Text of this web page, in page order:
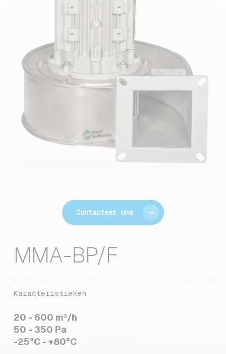
Contacteer ons
MMA-BP/F
Karacteristieken
20 - 600 m³/h
50 - 350 Pa
-25°C - +80°C